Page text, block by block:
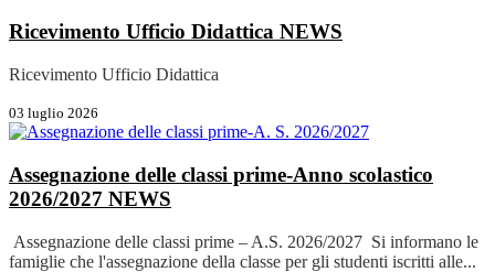
Ricevimento Ufficio Didattica NEWS
Ricevimento Ufficio Didattica
03 luglio 2026
Assegnazione delle classi prime-Anno scolastico
2026/2027 NEWS
Assegnazione delle classi prime – A.S. 2026/2027 Si informano le
famiglie che l'assegnazione della classe per gli studenti iscritti alle...